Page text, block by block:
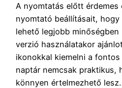
A nyomtatás előtt érdemes
nyomtató beállításait, hogy
lehető legjobb minőségben
verzió használatakor
ikonokkal kiemelni a
naptár nemcsak praktikus,
könnyen értelmezhető